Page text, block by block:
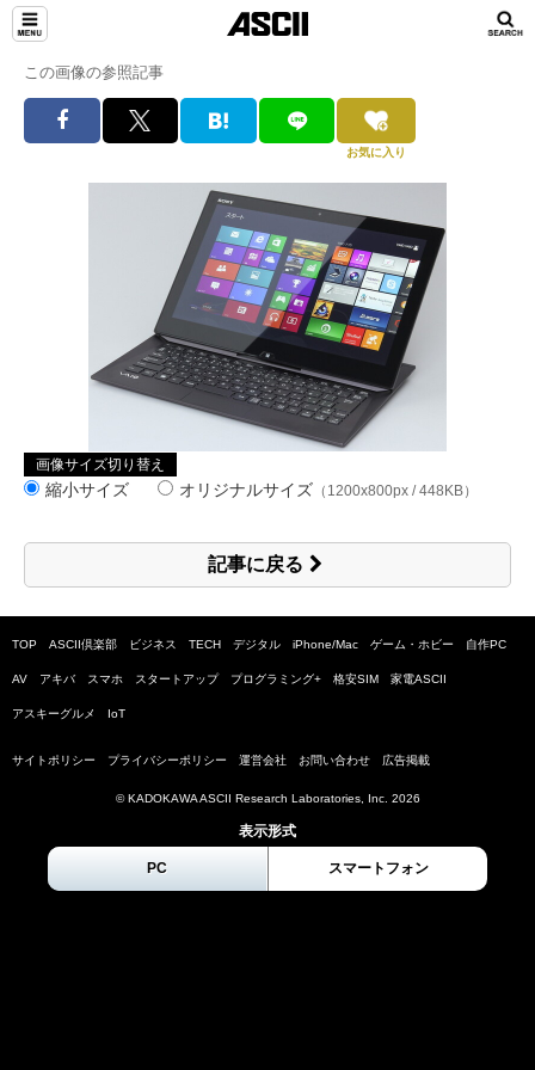
この画像の参照記事
お気に入り
画像サイズ切り替え
縮小サイズ オリジナルサイズ （1200x800px / 448KB）
記事に戻る
TOP ASCII倶楽部 ビジネス TECH デジタル iPhone/Mac ゲーム・ホビー 自作PC
AV アキバ スマホ スタートアップ プログラミング+ 格安SIM 家電ASCII
アスキーグルメ IoT
サイトポリシー プライバシーポリシー 運営会社 お問い合わせ 広告掲載
© KADOKAWA ASCII Research Laboratories, Inc. 2026
表示形式
PC スマートフォン